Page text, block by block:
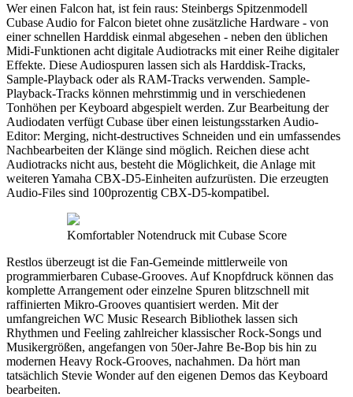
Wer einen Falcon hat, ist fein raus: Steinbergs Spitzenmodell
Cubase Audio for Falcon bietet ohne zusätzliche Hardware - von
einer schnellen Harddisk einmal abgesehen - neben den üblichen
Midi-Funktionen acht digitale Audiotracks mit einer Reihe digitaler
Effekte. Diese Audiospuren lassen sich als Harddisk-Tracks,
Sample-Playback oder als RAM-Tracks verwenden. Sample-
Playback-Tracks können mehrstimmig und in verschiedenen
Tonhöhen per Keyboard abgespielt werden. Zur Bearbeitung der
Audiodaten verfügt Cubase über einen leistungsstarken Audio-
Editor: Merging, nicht-destructives Schneiden und ein umfassendes
Nachbearbeiten der Klänge sind möglich. Reichen diese acht
Audiotracks nicht aus, besteht die Möglichkeit, die Anlage mit
weiteren Yamaha CBX-D5-Einheiten aufzurüsten. Die erzeugten
Audio-Files sind 100prozentig CBX-D5-kompatibel.
Komfortabler Notendruck mit Cubase Score
Restlos überzeugt ist die Fan-Gemeinde mittlerweile von
programmierbaren Cubase-Grooves. Auf Knopfdruck können das
komplette Arrangement oder einzelne Spuren blitzschnell mit
raffinierten Mikro-Grooves quantisiert werden. Mit der
umfangreichen WC Music Research Bibliothek lassen sich
Rhythmen und Feeling zahlreicher klassischer Rock-Songs und
Musikergrößen, angefangen von 50er-Jahre Be-Bop bis hin zu
modernen Heavy Rock-Grooves, nachahmen. Da hört man
tatsächlich Stevie Wonder auf den eigenen Demos das Keyboard
bearbeiten.